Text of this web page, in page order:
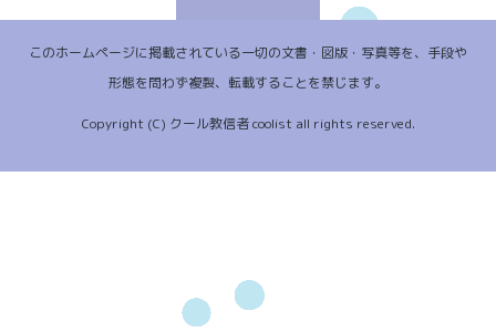
このホームページに掲載されている一切の文書・図版・写真等を、手段や
形態を問わず複製、転載することを禁じます。
Copyright (C) クール教信者 coolist all rights reserved.